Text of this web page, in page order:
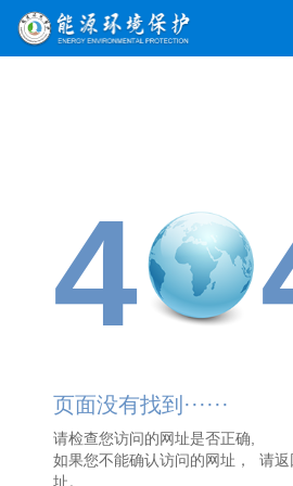
4
页面没有找到······
请检查您访问的网址是否正确,
如果您不能确认访问的网址， 请返
址。